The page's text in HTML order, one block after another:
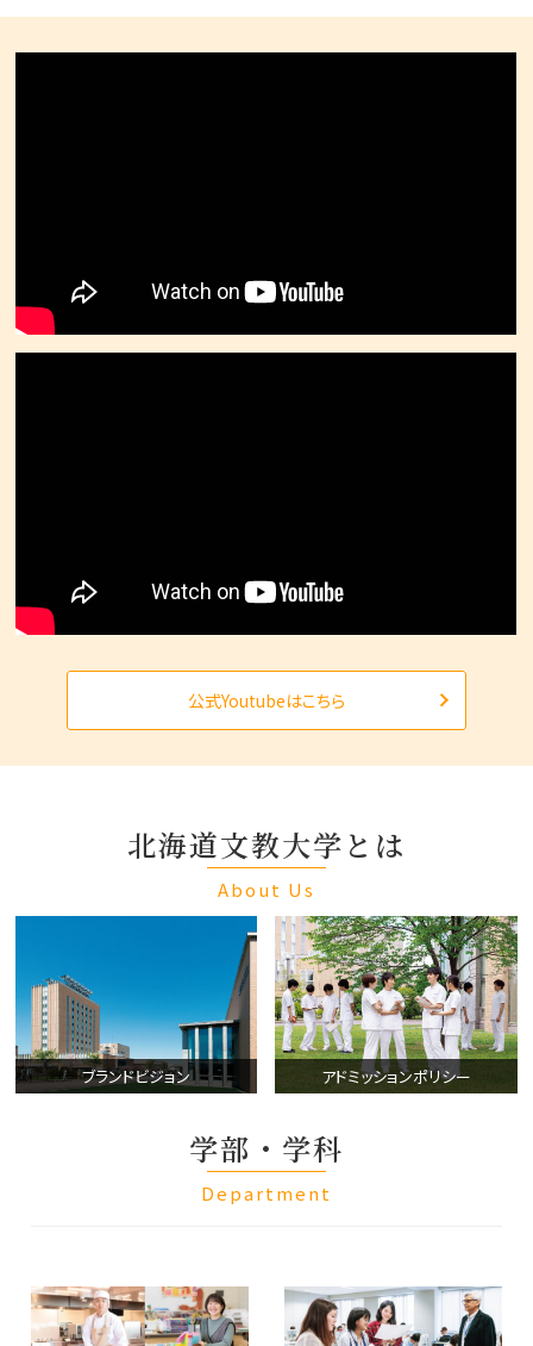
公式Youtubeはこちら
北海道文教大学とは
About Us
ブランドビジョン アドミッションポリシー
学部・学科
Department